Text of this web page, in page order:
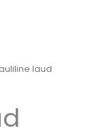
laud